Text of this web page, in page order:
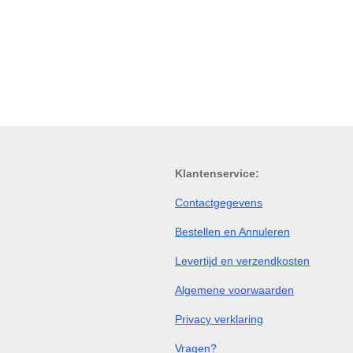
Klantenservice:
Contactgegevens
Bestellen en Annuleren
Levertijd en verzendkosten
Algemene voorwaarden
Privacy verklaring
Vragen?